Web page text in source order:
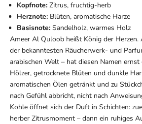
Kopfnote: Zitrus, fruchtig-herb
Herznote: Blüten, aromatische Harze
Basisnote: Sandelholz, warmes Holz
Ameer Al Quloob heißt König der Herzen.
der bekanntesten Räucherwerk- und
arabischen Welt – hat diesen Namen
Hölzer, getrocknete Blüten und dunkle
aromatischen Ölen getränkt und zu
nach Gefühl abbricht, nicht nach
Kohle öffnet sich der Duft in Schichten:
herber Zitrusmoment – dann ein ruhiges